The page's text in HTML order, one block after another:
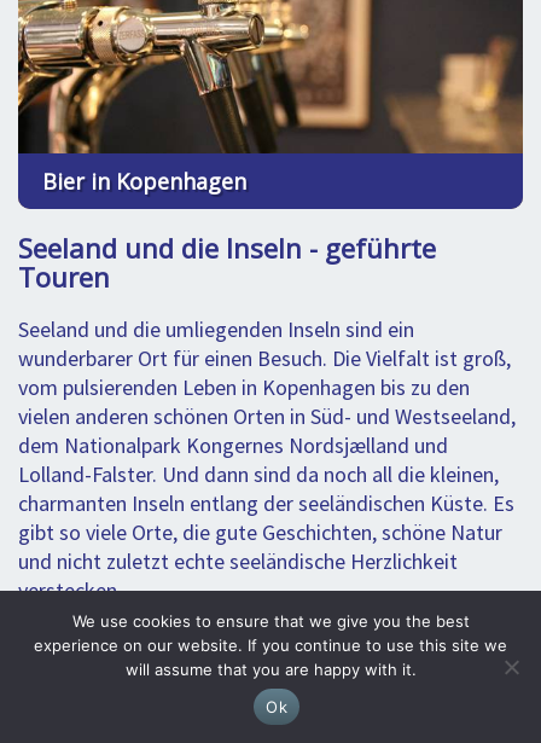
Bier in Kopenhagen
Seeland und die Inseln - geführte
Touren
Seeland und die umliegenden Inseln sind ein
wunderbarer Ort für einen Besuch. Die Vielfalt ist groß,
vom pulsierenden Leben in Kopenhagen bis zu den
vielen anderen schönen Orten in Süd- und Westseeland,
dem Nationalpark Kongernes Nordsjælland und
Lolland-Falster. Und dann sind da noch all die kleinen,
charmanten Inseln entlang der seeländischen Küste. Es
gibt so viele Orte, die gute Geschichten, schöne Natur
und nicht zuletzt echte seeländische Herzlichkeit
verstecken.
Es gibt viele Städte und Orte unter denen man wählen
kann, aber wenn du den gewünschten Ort nicht finden
kannst, kontaktiere uns und wir werden dir gerne
helfen, die richtige Lösung zu finden. Die Schönen
We use cookies to ensure that we give you the best
experience on our website. If you continue to use this site we
will assume that you are happy with it.
Ok